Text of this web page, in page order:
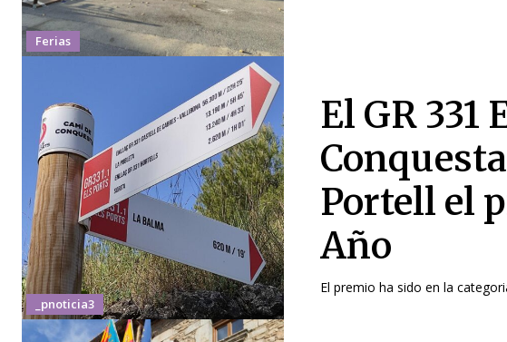
Ferias
_pnoticia3
El GR 331
Portell el
Año
El premio ha sido en la